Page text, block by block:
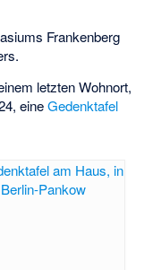
Frankenberg
letzten Wohnort,
eineGedenktafel